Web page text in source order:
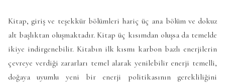
Kitap, giriş ve teşekkür bölümleri hariç üç ana bölüm ve dokuz
alt başlıktan oluşmaktadır. Kitap üç kısımdan oluşsa da temelde
ikiye indirgenebilir. Kitabın ilk kısmı karbon bazlı enerjilerin
çevreye verdiği zararları temel alarak yenilebilir enerji temelli,
doğaya uyumlu yeni bir enerji politikasının gerekliliğini